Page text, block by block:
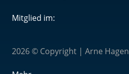
Mitglied im:
2026 © Copyright | Arne Hagen